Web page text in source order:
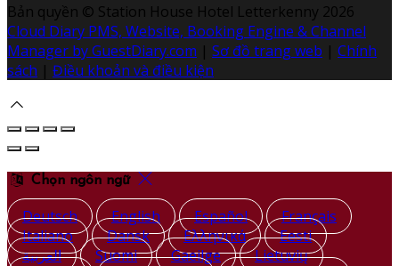
Bản quyền © Station House Hotel Letterkenny 2026
Cloud Diary PMS, Website, Booking Engine & Channel
Manager by GuestDiary.com | Sơ đồ trang web | Chính
sách | Điều khoản và điều kiện
Chọn ngôn ngữ
Deutsch English Español
Français
Italiano
Dansk Ελληνικά
Eesti
العربية
Suomi Gaeilge
Lietuvių